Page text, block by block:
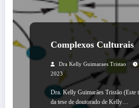
Complexos Culturais
Dra Kelly Guimaraes Tristao
2023
Dra. Kelly Guimarães Tristão (Este
da tese de doutorado de Kelly…